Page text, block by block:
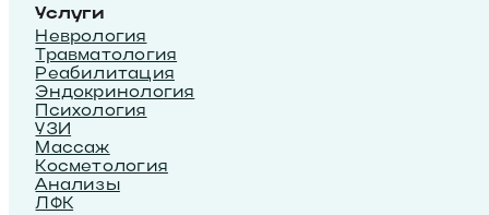
Услуги
Неврология
Травматология
Реабилитация
Эндокринология
Психология
УЗИ
Массаж
Косметология
Анализы
ЛФК